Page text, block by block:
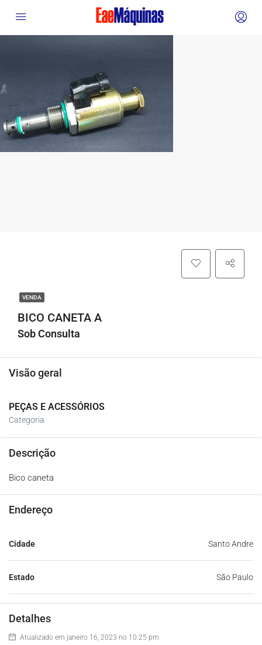
VENDA
BICO CANETA A
Sob Consulta
Visão geral
PEÇAS E ACESSÓRIOS
Categoria
Descrição
Bico caneta
Endereço
Cidade Santo Andre
Estado São Paulo
Detalhes
Atualizado em janeiro 16, 2023 no 10:25 pm